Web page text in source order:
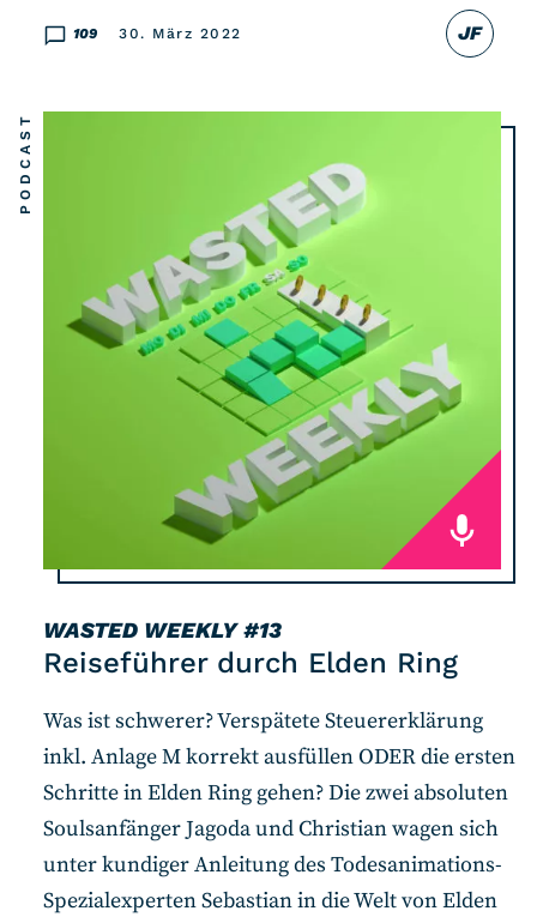
JF
109 30. März 2022
WASTED WEEKLY#13
Reiseführer durch Elden Ring
PODCAST
Was ist schwerer? Verspätete Steuererklärung
inkl. Anlage M korrekt ausfüllen ODER die ersten
Schritte in Elden Ring gehen? Die zwei absoluten
Soulsanfänger Jagoda und Christian wagen sich
unter kundiger Anleitung des Todesanimations-
Spezialexperten Sebastian in die Welt von Elden